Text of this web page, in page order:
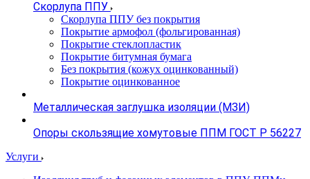
Скорлупа ППУ
Скорлупа ППУ без покрытия
Покрытие армофол (фольгированная)
Покрытие стеклопластик
Покрытие битумная бумага
Без покрытия (кожух оцинкованный)
Покрытие оцинкованное
Металлическая заглушка изоляции (МЗИ)
Опоры скользящие хомутовые ППМ ГОСТ Р 56227
Услуги